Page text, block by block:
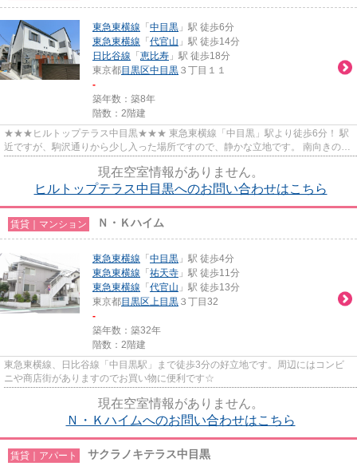
東急東横線 「 中目黒 」駅 徒歩6分
東急東横線 「 代官山 」駅 徒歩14分
日比谷線 「 恵比寿 」駅 徒歩18分
東京都目黒区中目黒 ３丁目１１
-
築年数：築8年
階数：2階建
★★★ヒルトップテラス中目黒★★★ 東急東横線「中目黒」駅より徒歩6分！ 駅
近ですが、駒沢通りから少し入った場所ですので、静かな立地です。 南向きの日
現在空室情報がありません。
ヒルトップテラス中目黒へのお問い合わせはこちら
賃貸｜マンション Ｎ・Ｋハイム
東急東横線 「 中目黒 」駅 徒歩4分
東急東横線 「 祐天寺 」駅 徒歩11分
東急東横線 「 代官山 」駅 徒歩13分
東京都目黒区上目黒 ３丁目32
-
築年数：築32年
階数：2階建
東急東横線、日比谷線「中目黒駅」まで徒歩3分の好立地です。周辺にはコンビ
ニや商店街がありますのでお買い物に便利です☆
現在空室情報がありません。
Ｎ・Ｋハイムへのお問い合わせはこちら
賃貸｜アパート サクラノキテラス中目黒